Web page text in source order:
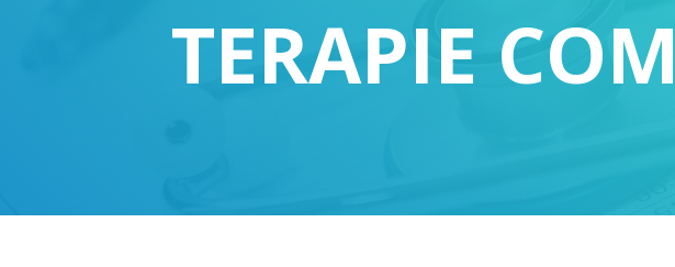
TERAPIE